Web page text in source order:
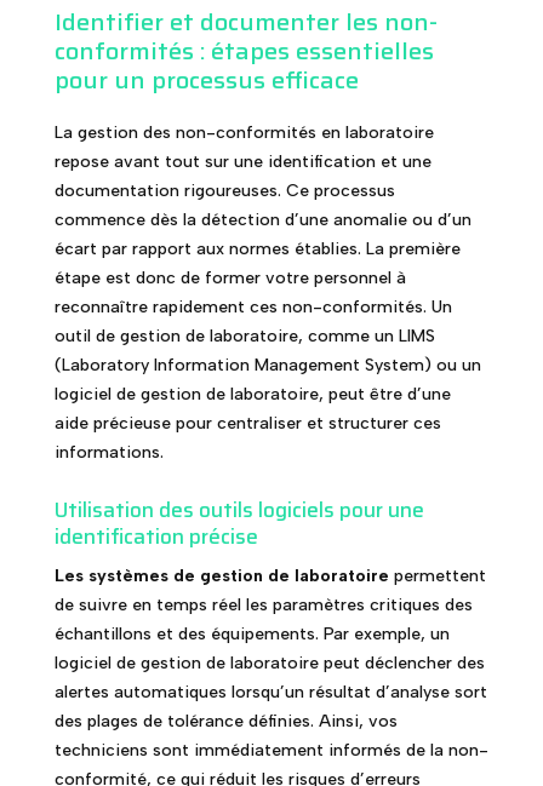
Identifier et documenter les non-
conformités : étapes essentielles
pour un processus efficace
La gestion des non-conformités en laboratoire
repose avant tout sur une identification et une
documentation rigoureuses. Ce processus
commence dès la détection d’une anomalie ou d’un
écart par rapport aux normes établies. La première
étape est donc de former votre personnel à
reconnaître rapidement ces non-conformités. Un
outil de gestion de laboratoire, comme un LIMS
(Laboratory Information Management System) ou un
logiciel de gestion de laboratoire, peut être d’une
aide précieuse pour centraliser et structurer ces
informations.
Utilisation des outils logiciels pour une
identification précise
Les systèmes de gestion de laboratoire permettent
de suivre en temps réel les paramètres critiques des
échantillons et des équipements. Par exemple, un
logiciel de gestion de laboratoire peut déclencher des
alertes automatiques lorsqu’un résultat d’analyse sort
des plages de tolérance définies. Ainsi, vos
techniciens sont immédiatement informés de la non-
conformité, ce qui réduit les risques d’erreurs